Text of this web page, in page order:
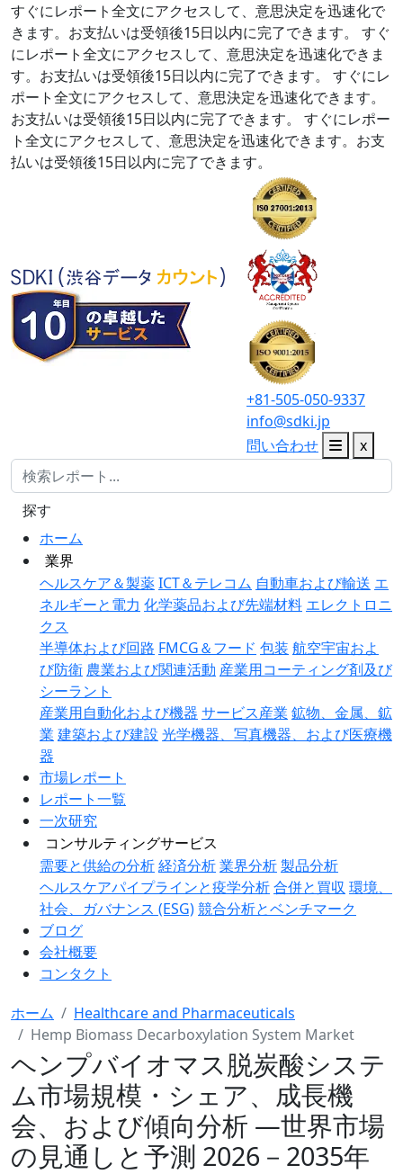
すぐにレポート全文にアクセスして、意思決定を迅速化で
きます。お支払いは受領後15日以内に完了できます。
すぐ
にレポート全文にアクセスして、意思決定を迅速化できま
す。お支払いは受領後15日以内に完了できます。
すぐにレ
ポート全文にアクセスして、意思決定を迅速化できます。
お支払いは受領後15日以内に完了できます。
すぐにレポー
ト全文にアクセスして、意思決定を迅速化できます。お支
払いは受領後15日以内に完了できます。
+81-505-050-9337
info@sdki.jp
問い合わせ
x
ホーム
業界
ヘルスケア＆製薬ICT＆テレコム 自動車および輸送 エ
ネルギーと電力 化学薬品および先端材料 エレクトロニ
クス
半導体および回路 FMCG＆フード 包装 航空宇宙およ
び防衛 農業および関連活動 産業用コーティング剤及び
シーラント
産業用自動化および機器 サービス産業 鉱物、金属、鉱
業 建築および建設 光学機器、写真機器、および医療機
器
市場レポート
レポート一覧
一次研究
コンサルティングサービス
需要と供給の分析経済分析業界分析製品分析
ヘルスケアパイプラインと疫学分析合併と買収 環境、
社会、ガバナンス (ESG)競合分析とベンチマーク
ブログ
会社概要
コンタクト
探す
ホーム
Healthcare and Pharmaceuticals
Hemp Biomass Decarboxylation System Market
ヘンプバイオマス脱炭酸システ
ム市場規模・シェア、成長機
会、および傾向分析 ―世界市場
の見通しと予測 2026－2035年